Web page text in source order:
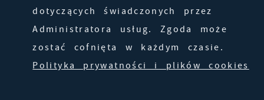
dotyczących świadczonych przez
Administratora usług. Zgoda może
zostać cofnięta w każdym czasie.
Polityka prywatności i plików cookies